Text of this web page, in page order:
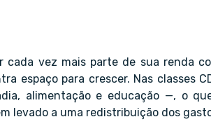
cada vez mais parte de sua renda
espaço para crescer. Nas classes
alimentação e educação —, o
levado a uma redistribuição dos